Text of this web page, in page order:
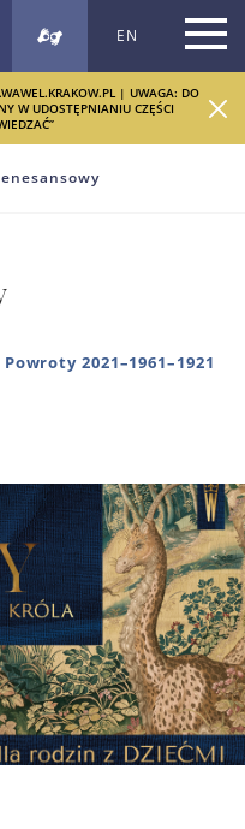
EN
| UWAGA: DO
W UDOSTĘPNIANIU CZĘŚCI
2021–1961–1921